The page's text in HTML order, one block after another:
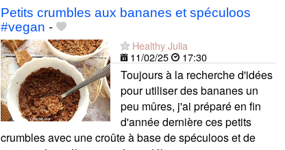
Petits crumbles aux bananes et spéculoos
#vegan -
Healthy Julia
11/02/25
17:30
Toujours à la recherche d'idées
pour utiliser des bananes un
peu mûres, j'ai préparé en fin
d'année dernière ces petits
crumbles avec une croûte à base de spéculoos et de